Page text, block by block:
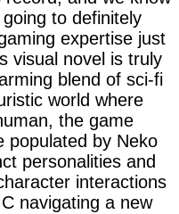
to definitely
expertise just
visual novel is truly
blend of sci-fi
world where
the game
populated by Neko
personalities and
interactions
navigating a new